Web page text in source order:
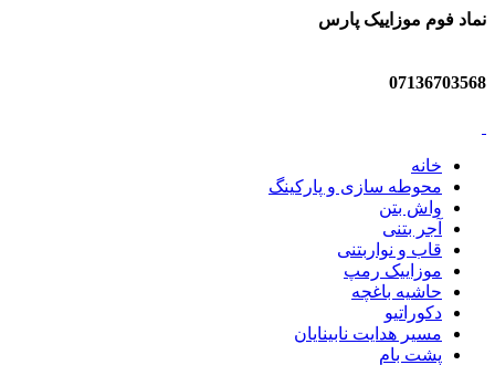
نماد فوم موزاییک پارس
07136703568
خانه
محوطه سازی و پارکینگ
واش بتن
آجر بتنی
قاب و نواربتنی
موزاییک رمپ
حاشیه باغچه
دکوراتیو
مسیر هدایت نابینایان
پشت بام